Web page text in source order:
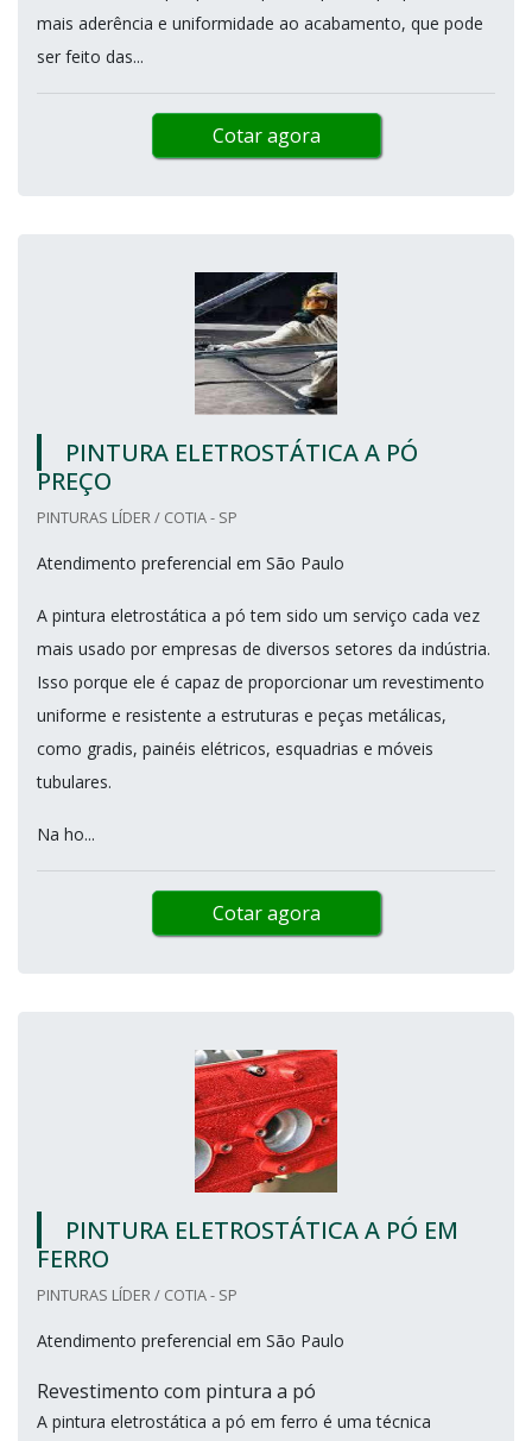
mais aderência e uniformidade ao acabamento, que pode
ser feito das...
Cotar agora
PINTURA ELETROSTÁTICA A PÓ
PREÇO
PINTURAS LÍDER / COTIA - SP
Atendimento preferencial em São Paulo
A pintura eletrostática a pó tem sido um serviço cada vez
mais usado por empresas de diversos setores da indústria.
Isso porque ele é capaz de proporcionar um revestimento
uniforme e resistente a estruturas e peças metálicas,
como gradis, painéis elétricos, esquadrias e móveis
tubulares.
Na ho...
Cotar agora
PINTURA ELETROSTÁTICA A PÓ EM
FERRO
PINTURAS LÍDER / COTIA - SP
Atendimento preferencial em São Paulo
Revestimento com pintura a pó
A pintura eletrostática a pó em ferro é uma técnica